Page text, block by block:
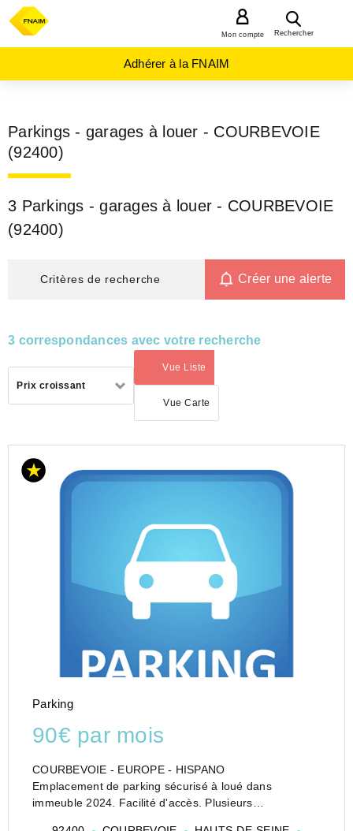
Rechercher
Mon compte
Adhérer à la FNAIM
Parkings - garages à louer - COURBEVOIE
(92400)
3 Parkings - garages à louer - COURBEVOIE
(92400)
Critères de recherche Créer une alerte
3 correspondances avec votre recherche
Prix croissant
Vue Liste
(activé)
Vue Carte
LOCATION
PARKING
COURBEVOIE
Parking
90€ par mois
COURBEVOIE - EUROPE - HISPANO
Emplacement de parking sécurisé à loué dans
immeuble 2024. Facilité d'accès. Plusieurs